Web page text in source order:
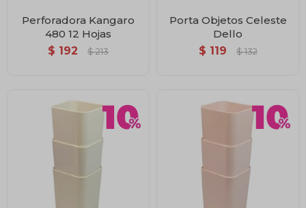
Perforadora Kangaro
480 12 Hojas
$ 192 $ 213
Porta Objetos Celeste
Dello
$ 119 $ 132